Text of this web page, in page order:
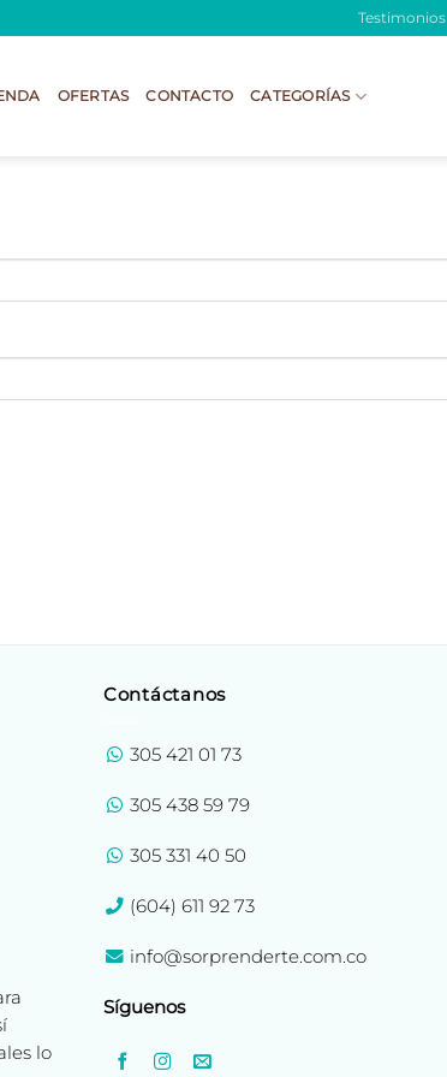
Testimonios
OFERTAS CONTACTO CATEGORÍAS
lo
Contáctanos
305 421 01 73
305 438 59 79
305 331 40 50
(604) 611 92 73
info@sorprenderte.com.co
Síguenos